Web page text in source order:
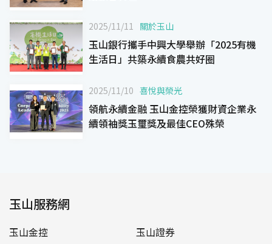
2025/11/11 關於玉山
玉山銀行攜手中興大學舉辦「2025有機
生活日」共築永續食農共好圈
2025/11/10 喜悅與榮光
領航永續金融 玉山金控榮獲財資企業永
續領袖獎玉璽獎及最佳CEO殊榮
玉山服務網
玉山金控
玉山證券